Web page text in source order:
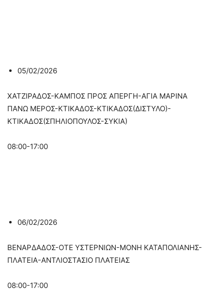
05/02/2026
ΧΑΤΖΙΡΑΔΟΣ-ΚΑΜΠΟΣ ΠΡΟΣ ΑΠΕΡΓΗ-ΑΓΙΑ ΜΑΡΙΝΑ
ΠΑΝΩ ΜΕΡΟΣ-ΚΤΙΚΑΔΟΣ-ΚΤΙΚΑΔΟΣ(ΔΙΣΤΥΛΟ)-
ΚΤΙΚΑΔΟΣ(ΣΠΗΛΙΟΠΟΥΛΟΣ-ΣΥΚΙΑ)
08:00-17:00
06/02/2026
ΒΕΝΑΡΔΑΔΟΣ-ΟΤΕ ΥΣΤΕΡΝΙΩΝ-ΜΟΝΗ ΚΑΤΑΠΟΛΙΑΝΗΣ-
ΠΛΑΤΕΙΑ-ΑΝΤΛΙΟΣΤΑΣΙΟ ΠΛΑΤΕΙΑΣ
08:00-17:00